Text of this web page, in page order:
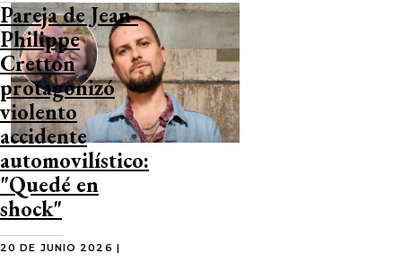
Pareja de Jean-
Philippe
Cretton
protagonizó
violento
accidente
automovilístico:
"Quedé en
shock"
20 DE JUNIO 2026 |